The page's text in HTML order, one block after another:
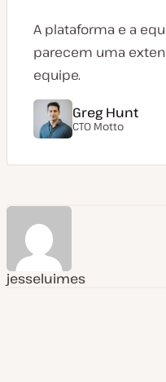
A plataforma e a
parecem uma
equipe.
Greg Hunt
CTO Motto
jesseluimes